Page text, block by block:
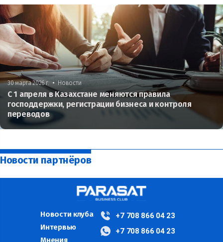
30 марта 2026 г. • Новости
С 1 апреля в Казахстане меняются правила
господдержки, регистрации бизнеса и контроля
переводов
Новости партнёров
Новости клуба
Интервью
Мнения
+7 708 866 04 23
+7 708 866 04 23